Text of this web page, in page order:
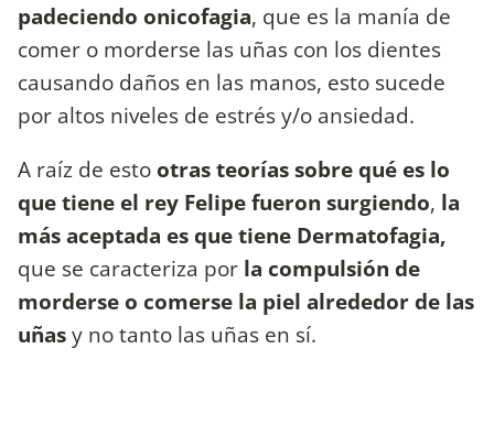
padeciendo onicofagia, que es la manía de
comer o morderse las uñas con los dientes
causando daños en las manos, esto sucede
por altos niveles de estrés y/o ansiedad.
A raíz de esto otras teorías sobre qué es lo
que tiene el rey Felipe fueron surgiendo, la
más aceptada es que tiene Dermatofagia,
que se caracteriza por la compulsión de
morderse o comerse la piel alrededor de las
uñasy no tanto las uñas en sí.